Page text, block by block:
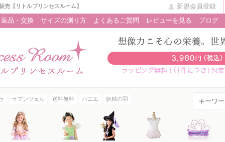
【リトルプリンセスルーム】
新規会員登録
返品・交換
サイズの測り方 よくあるご質問 レビューを見る ブログ
ラプンツェル 送料無料 パニエ 妖精の羽